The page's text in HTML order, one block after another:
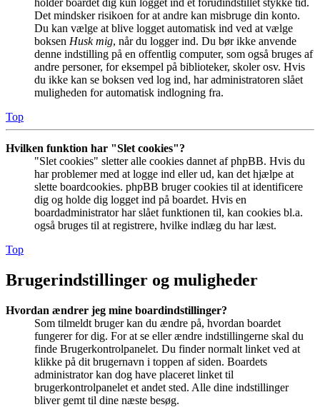
holder boardet dig kun logget ind et forudindstillet stykke tid.
Det mindsker risikoen for at andre kan misbruge din konto.
Du kan vælge at blive logget automatisk ind ved at vælge
boksen Husk mig, når du logger ind. Du bør ikke anvende
denne indstilling på en offentlig computer, som også bruges af
andre personer, for eksempel på biblioteker, skoler osv. Hvis
du ikke kan se boksen ved log ind, har administratoren slået
muligheden for automatisk indlogning fra.
Top
Hvilken funktion har "Slet cookies"?
"Slet cookies" sletter alle cookies dannet af phpBB. Hvis du
har problemer med at logge ind eller ud, kan det hjælpe at
slette boardcookies. phpBB bruger cookies til at identificere
dig og holde dig logget ind på boardet. Hvis en
boardadministrator har slået funktionen til, kan cookies bl.a.
også bruges til at registrere, hvilke indlæg du har læst.
Top
Brugerindstillinger og muligheder
Hvordan ændrer jeg mine boardindstillinger?
Som tilmeldt bruger kan du ændre på, hvordan boardet
fungerer for dig. For at se eller ændre indstillingerne skal du
finde Brugerkontrolpanelet. Du finder normalt linket ved at
klikke på dit brugernavn i toppen af siden. Boardets
administrator kan dog have placeret linket til
brugerkontrolpanelet et andet sted. Alle dine indstillinger
bliver gemt til dine næste besøg.